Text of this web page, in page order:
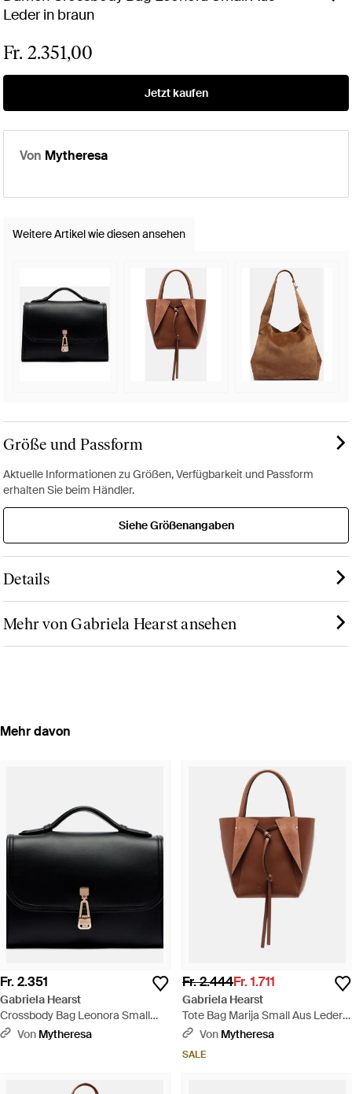
Leder in braun
Fr. 2.351,00
Jetzt kaufen
Von Mytheresa
Weitere Artikel wie diesen ansehen
Größe und Passform
Aktuelle Informationen zu Größen, Verfügbarkeit und Passform
erhalten Sie beim Händler.
Siehe Größenangaben
Details
Mehr von Gabriela Hearst ansehen
Mehr davon
Fr. 2.351
Gabriela Hearst
Crossbody Bag Leonora Small
Aus Leder - Schwarz
Von Mytheresa
Fr. 2.444Fr. 1.711
Gabriela Hearst
Tote Bag Marija Small Aus Leder -
Braun
Von Mytheresa
SALE